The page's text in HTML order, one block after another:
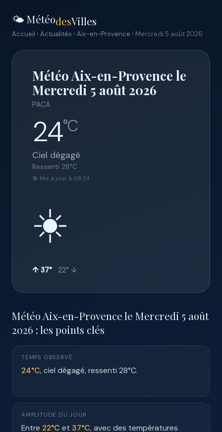
🌤️ MétéodesVilles
Accueil › Actualités › Aix-en-Provence › Mercredi 5 août 2026
Météo Aix-en-Provence le
Mercredi 5 août 2026
PACA
24°C
Ciel dégagé
Ressenti 28°C
🔄 Mis à jour à 08:24
☀️
↑ 37° 22° ↓
Météo Aix-en-Provence le Mercredi 5 août
2026 : les points clés
TEMPS OBSERVÉ
24°C, ciel dégagé, ressenti 28°C.
AMPLITUDE DU JOUR
Entre 22°C et 37°C, avec des températures